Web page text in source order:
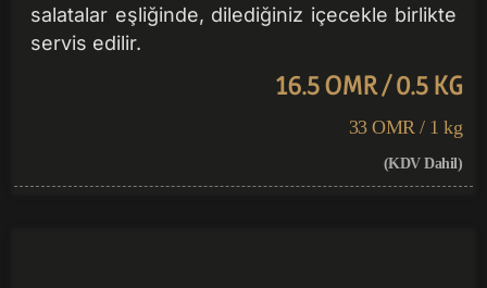
salatalar eşliğinde, dilediğiniz içecekle birlikte
servis edilir.
16.5 OMR / 0.5 KG
33 OMR / 1 kg
(KDV Dahil)